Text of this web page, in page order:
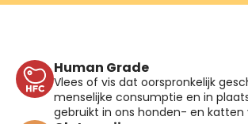
Human Grade
Vlees of vis dat oorspronkelijk
menselijke consumptie en in
gebruikt in ons honden- en katten